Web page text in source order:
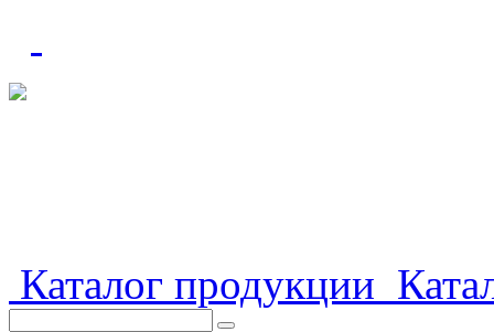
Каталог продукции